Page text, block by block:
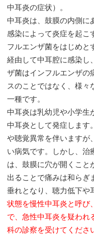
中耳炎の症状）。
中耳炎は、鼓膜の内側に
感染によって炎症を起こ
フルエンザ菌をはじめと
経由して中耳腔に感染し
ザ菌はインフルエンザの
スのことではなく、様々
一種です。
中耳炎は乳幼児や小学生
中耳炎として発症します
や聴覚異常を伴いますが
い病気です。しかし、治
は、鼓膜に穴が開くこと
出ることで痛みは和らぎ
垂れとなり、聴力低下や
状態を慢性中耳炎と呼び
で、急性中耳炎を疑われ
科の診察を受けてくださ